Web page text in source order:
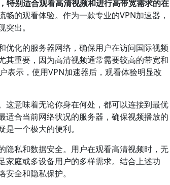
特别适合观看高清视频和进行高带宽需求的在
的观看体验。作为一款专业的VPN加速器，
出。
优化的服务器网络，确保用户在访问国际视频
其重要，因为高清视频通常需要较高的带宽和
表示，使用VPN加速器后，观看体验明显改
这意味着无论你身在何处，都可以连接到最优
适合当前网络状况的服务器，确保视频播放的
一个极大的便利。
隐私和数据安全。用户在观看高清视频时，无
家庭或多设备用户的多样需求。结合上述功
全和隐私保护。